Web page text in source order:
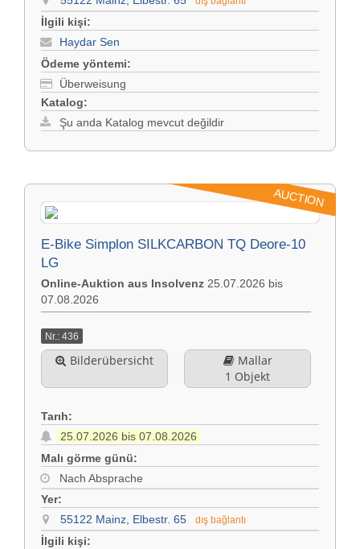
İlgili kişi:
Haydar Sen
Ödeme yöntemi:
Überweisung
Katalog:
Şu anda Katalog mevcut değildir
AUCTION
E-Bike Simplon SILKCARBON TQ Deore-10
LG
Online-Auktion aus Insolvenz 25.07.2026 bis
07.08.2026
Nr.: 436
Bilderübersicht
Mallar
1 Objekt
Tarıh:
25.07.2026 bis 07.08.2026
Malı görme günü:
Nach Absprache
Yer:
55122 Mainz, Elbestr. 65
dış bağlantı
İlgili kişi: